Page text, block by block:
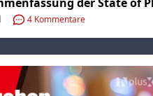
4 Kommentare